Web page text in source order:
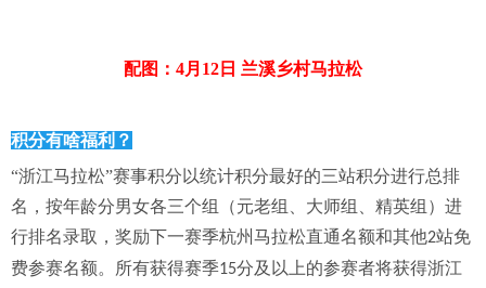
配图：4月12日 兰溪乡村马拉松
积分有啥福利？
“浙江马拉松”赛事积分以统计积分最好的三站积分进行总排
名，按年龄分男女各三个组（元老组、大师组、精英组）进
行排名录取，奖励下一赛季杭州马拉松直通名额和其他2站免
费参赛名额。所有获得赛季15分及以上的参赛者将获得浙江